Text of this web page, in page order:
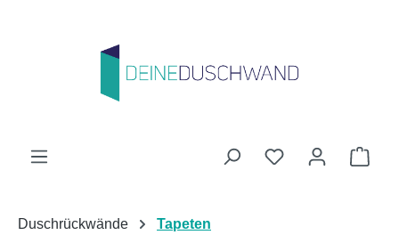
Du hast 0
Duschrückwände Tapeten